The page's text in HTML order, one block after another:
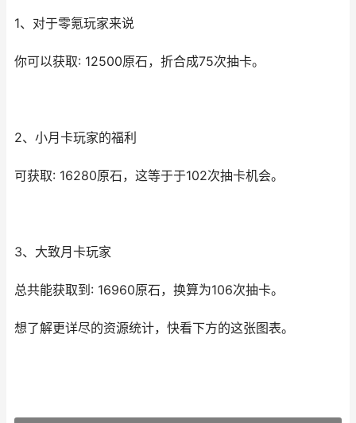
1、对于零氪玩家来说
你可以获取: 12500原石，折合成75次抽卡。
2、小月卡玩家的福利
可获取: 16280原石，这等于于102次抽卡机会。
3、大致月卡玩家
总共能获取到: 16960原石，换算为106次抽卡。
想了解更详尽的资源统计，快看下方的这张图表。